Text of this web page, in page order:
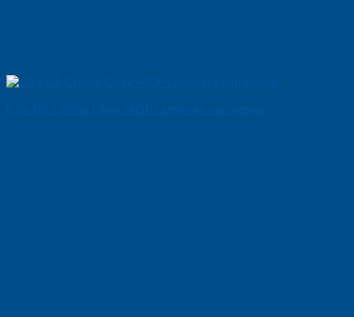
Cửa Gỗ Chống Cháy MDF Laminate van ngang